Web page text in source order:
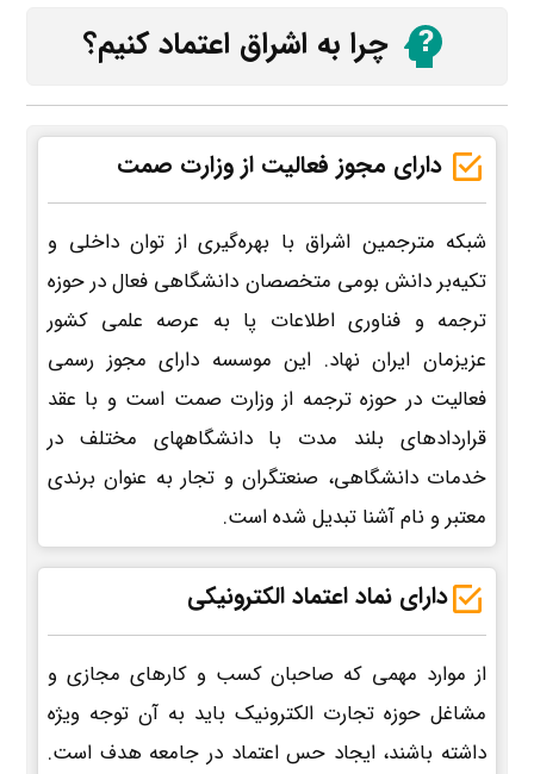
چرا به اشراق اعتماد کنیم؟
دارای مجوز فعالیت از وزارت صمت
شبکه مترجمین اشراق با بهره‌گیری از توان داخلی و
تکیه‌بر دانش بومی متخصصان دانشگاهی فعال در حوزه
ترجمه و فناوری اطلاعات پا به عرصه علمی کشور
عزیزمان ایران نهاد. این موسسه دارای مجوز رسمی
فعالیت در حوزه ترجمه از وزارت صمت است و با عقد
قراردادهای بلند مدت با دانشگاههای مختلف در
خدمات دانشگاهی، صنعتگران و تجار به عنوان برندی
معتبر و نام آشنا تبدیل شده است.
دارای نماد اعتماد الکترونیکی
از موارد مهمی که صاحبان کسب و کارهای مجازی و
مشاغل حوزه تجارت الکترونیک باید به آن توجه ویژه
داشته باشند، ایجاد حس اعتماد در جامعه هدف است.